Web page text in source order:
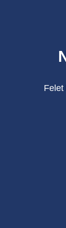
Felet